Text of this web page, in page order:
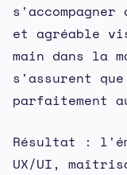
et agréable
main dans la
s'assurent
parfaitement
Résultat :
UX/UI,